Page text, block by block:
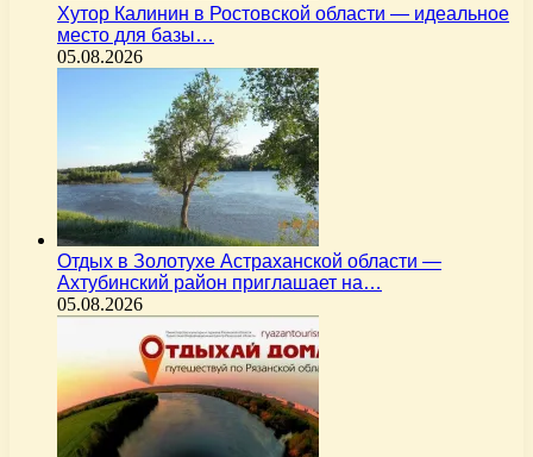
Хутор Калинин в Ростовской области — идеальное
место для базы…
05.08.2026
Отдых в Золотухе Астраханской области —
Ахтубинский район приглашает на…
05.08.2026